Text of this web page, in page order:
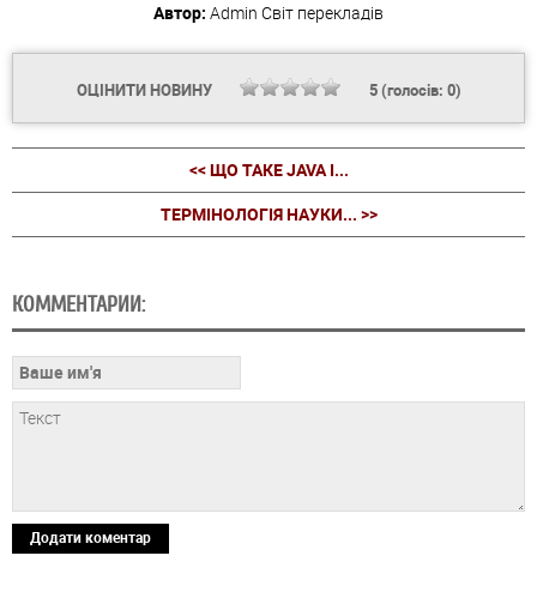
Автор: Admin Світ перекладів
ОЦІНИТИ НОВИНУ 5(голосів: 0)
<< ЩО ТАКЕ JAVA І...
ТЕРМІНОЛОГІЯ НАУКИ... >>
КОММЕНТАРИИ:
Додати коментар